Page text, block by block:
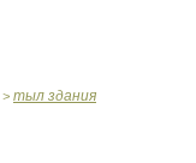
> тыл здания